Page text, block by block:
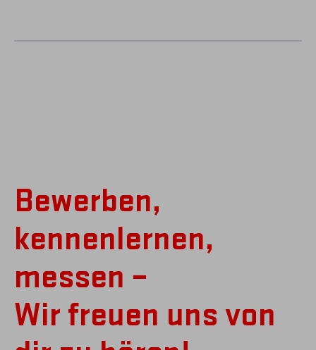
Bewerben,
kennenlernen,
messen –
Wir freuen uns von